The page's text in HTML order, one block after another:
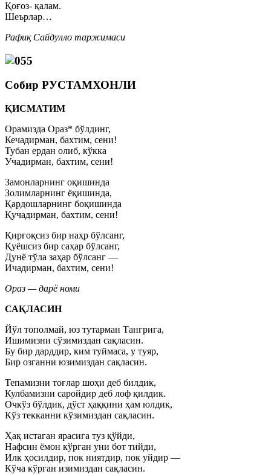
Қоғоз- қалам.
Шеърлар…
Рафиқ Сайдулло таржимаси
Собир РУСТАМХОНЛИ
ҚИСМАТИМ
Орамизда Ораз* бўлдинг,
Кечадирман, бахтим, сени!
Тубан ердан олиб, кўкка
Учадирман, бахтим, сени!
Замонларнинг оқишинда
Золимларнинг ёқишинда,
Қардошларнинг боқишинда
Қучадирман, бахтим, сени!
Қирғоқсиз бир наҳр бўлсанг,
Қуёшсиз бир саҳар бўлсанг,
Дунё тўла заҳар бўлсанг —
Ичадирман, бахтим, сени!
Ораз — дарё номи
САҚЛАСИН
Йўл тополмай, юз тутарман Тангрига,
Ишимизни сўзимиздан сақласин.
Бу бир дарддир, ким туймаса, у туяр,
Бир озганни юзимиздан сақласин.
Тепамизни тоғлар шоҳи деб билдик,
Кулбамизни саройдир деб лоф қилдик.
Очкўз бўлдик, дўст ҳаққини ҳам юлдик,
Кўз текканни кўзимиздан сақласин.
Ҳақ истаган ярасига туз қўйди,
Нафсин ёмон кўрган уни бот тийди,
Илк ҳосилдир, пок ниятдир, пок уйдир —
Кўча кўрган изимиздан сақласин.